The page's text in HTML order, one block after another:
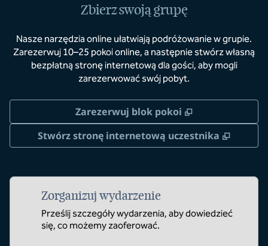
Zbierz swoją grupę
Nasze narzędzia online ułatwiają podróżowanie w grupie.
Zarezerwuj 10–25 pokoi online, a następnie stwórz własną
bezpłatną stronę internetową dla gości, aby mogli
zarezerwować swój pobyt.
Zarezerwuj blok pokoi ,
Stwórz stronę internetową uczestnika
,
Zorganizuj wydarzenie
Prześlij szczegóły wydarzenia, aby dowiedzieć
się, co możemy zaoferować.